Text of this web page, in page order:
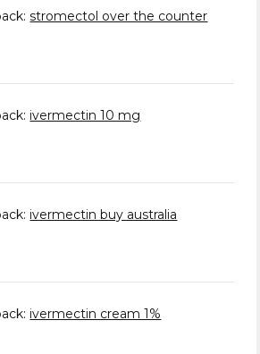
stromectol over the counter
ivermectin 10 mg
ivermectin buy australia
ivermectin cream 1%